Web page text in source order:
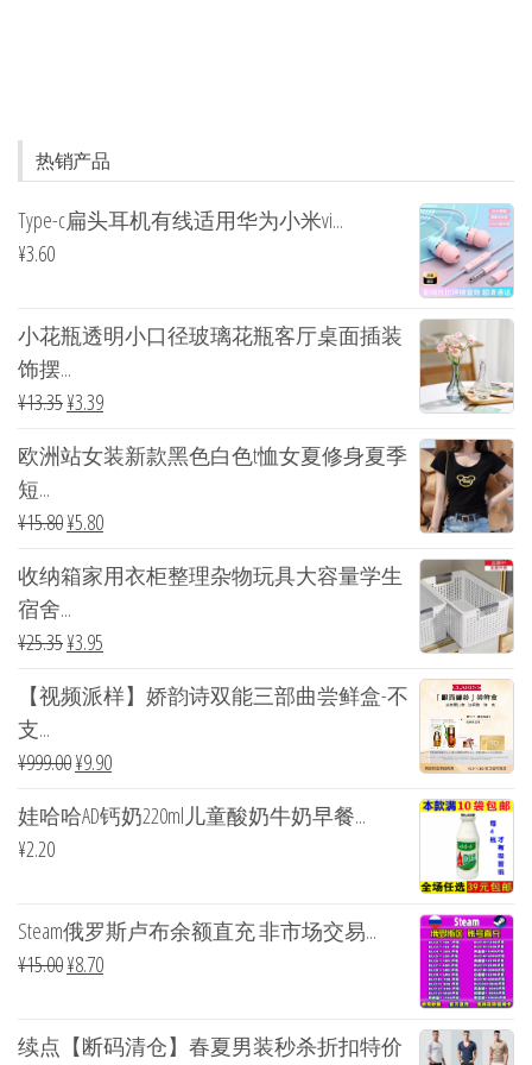
热销产品
Type-c扁头耳机有线适用华为小米vi...
¥3.60
小花瓶透明小口径玻璃花瓶客厅桌面插装
饰摆...
¥13.35¥3.39
欧洲站女装新款黑色白色t恤女夏修身夏季
短...
¥15.80¥5.80
收纳箱家用衣柜整理杂物玩具大容量学生
宿舍...
¥25.35¥3.95
【视频派样】娇韵诗双能三部曲尝鲜盒-不
支...
¥999.00¥9.90
娃哈哈AD钙奶220ml儿童酸奶牛奶早餐...
¥2.20
Steam俄罗斯卢布余额直充 非市场交易...
¥15.00¥8.70
续点【断码清仓】春夏男装秒杀折扣特价